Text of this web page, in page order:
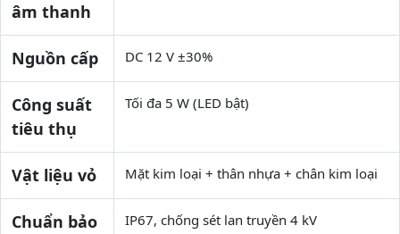
âm thanh
Nguồn cấp DC 12 V ±30%
Công suất
tiêu thụ
Tối đa 5 W (LED bật)
Vật liệu vỏ Mặt kim loại + thân nhựa + chân kim loại
Chuẩn bảo
IP67, chống sét lan truyền 4 kV